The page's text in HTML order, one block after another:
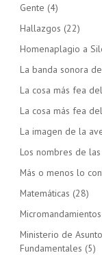
Gente (4)
Hallazgos (22)
Homenaplagio a
La banda sonora
La cosa más fea
La cosa más fea
La imagen de la
Los nombres de las
Más o menos lo
Matemáticas (28)
Micromandamientos
Ministerio de
Fundamentales (5)